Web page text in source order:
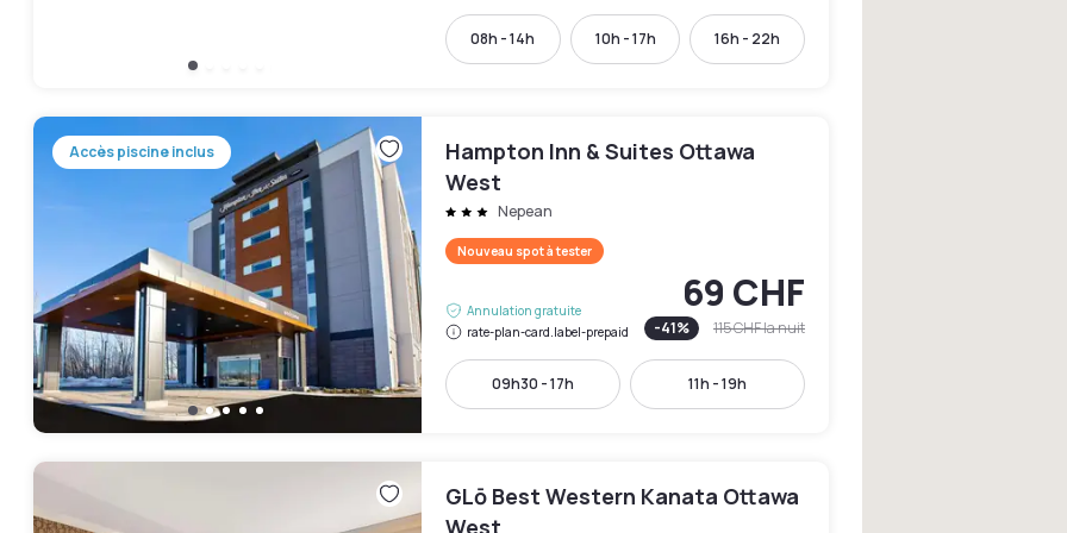
08h - 14h 10h - 17h 16h - 22h
Accès piscine inclus
Hampton Inn & Suites Ottawa
West
Nepean
Nouveau spot à tester
Annulation gratuite
rate-plan-card.label-prepaid
69 CHF
-41% 115 CHFla nuit
09h30 - 17h 11h - 19h
GLō Best Western Kanata Ottawa
West